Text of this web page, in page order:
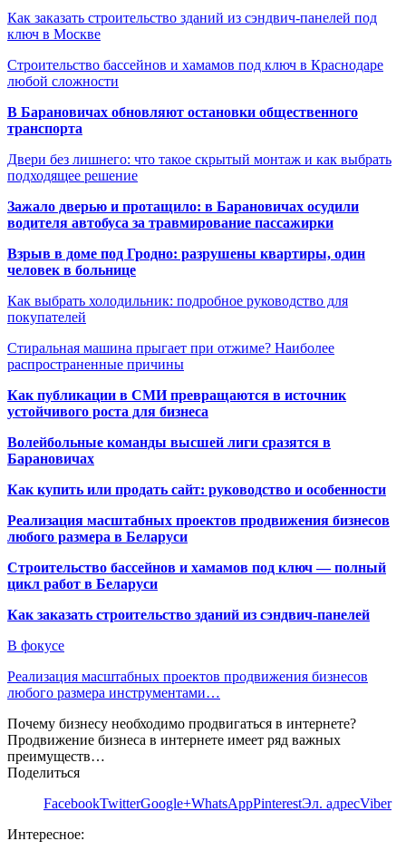
Как заказать строительство зданий из сэндвич-панелей под
ключ в Москве
Строительство бассейнов и хамамов под ключ в Краснодаре
любой сложности
В Барановичах обновляют остановки общественного
транспорта
Двери без лишнего: что такое скрытый монтаж и как выбрать
подходящее решение
Зажало дверью и протащило: в Барановичах осудили
водителя автобуса за травмирование пассажирки
Взрыв в доме под Гродно: разрушены квартиры, один
человек в больнице
Как выбрать холодильник: подробное руководство для
покупателей
Стиральная машина прыгает при отжиме? Наиболее
распространенные причины
Как публикации в СМИ превращаются в источник
устойчивого роста для бизнеса
Волейбольные команды высшей лиги сразятся в
Барановичах
Как купить или продать сайт: руководство и особенности
Реализация масштабных проектов продвижения бизнесов
любого размера в Беларуси
Строительство бассейнов и хамамов под ключ — полный
цикл работ в Беларуси
Как заказать строительство зданий из сэндвич-панелей
В фокусе
Реализация масштабных проектов продвижения бизнесов
любого размера инструментами…
Почему бизнесу необходимо продвигаться в интернете?
Продвижение бизнеса в интернете имеет ряд важных
преимуществ…
Поделиться
FacebookTwitterGoogle+WhatsAppPinterestЭл. адресViber
Интересное: